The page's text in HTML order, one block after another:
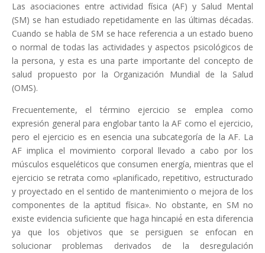
Las asociaciones entre actividad física (AF) y Salud Mental
(SM) se han estudiado repetidamente en las últimas décadas.
Cuando se habla de SM se hace referencia a un estado bueno
o normal de todas las actividades y aspectos psicológicos de
la persona, y esta es una parte importante del concepto de
salud propuesto por la Organización Mundial de la Salud
(OMS).
Frecuentemente, el término ejercicio se emplea como
expresión general para englobar tanto la AF como el ejercicio,
pero el ejercicio es en esencia una subcategoría de la AF. La
AF implica el movimiento corporal llevado a cabo por los
músculos esqueléticos que consumen energía, mientras que el
ejercicio se retrata como «planificado, repetitivo, estructurado
y proyectado en el sentido de mantenimiento o mejora de los
componentes de la aptitud física». No obstante, en SM no
existe evidencia suficiente que haga hincapié́ en esta diferencia
ya que los objetivos que se persiguen se enfocan en
solucionar problemas derivados de la desregulación